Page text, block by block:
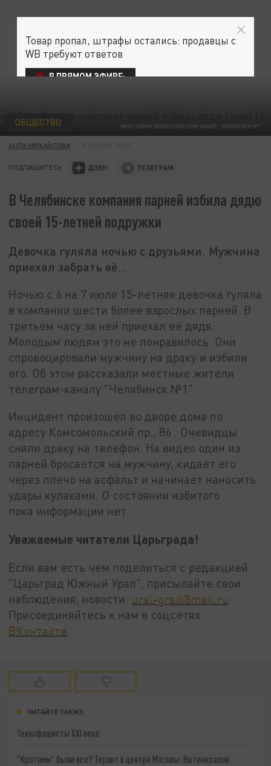
ФОТО: СКРИН ВИДЕО/ТЕЛЕГРАМ-КАНАЛ "ЧЕЛЯБИНСК №1"
ОБЩЕСТВО
АЛЛА МИХАЙЛОВА
ПОДПИШИТЕСЬ:
В Челябинске компания парней избила дядю
своей 15-летней подружки
Девочка гуляла ночью с друзьями. Мужчина
приехал забрать её…
Ночью с 6 на 7 июля 15-летняя девочка гуляла
в компании шести более взрослых парней. В
третьем часу за ней приехал её дядя.
Молодым людям это не понравилось. Они
спровоцировали мужчину на драку и избили
его. Об этом рассказали местные жители
телеграм-каналу "Челябинск №1".
Инцидент произошёл во дворе дома по
адресу Комсомольский пр., 86 . Очевидцы
сняли драку на телефон. На видео один из
парней бросается на мужчину, кидает его
через плечо на асфальт и начинает наносить
удары кулаками. О состоянии избитого
пока информации нет.
Уважаемые читатели Царьграда!
Если вам есть чем поделиться с редакцией
"Царьград Южный Урал", присылайте свои
наблюдения, новости: ural-grad@mail.ru
Присоединяйтесь к нам в соцсетях
ВКонтакте
ЧИТАЙТЕ ТАКЖЕ:
Технофашисты XXI века
"Кротами" были все? Теракт в центре Москвы: На генералов
Товар пропал, штрафы остались: продавцы с
WB требуют ответов
В ПРЯМОМ ЭФИРЕ: